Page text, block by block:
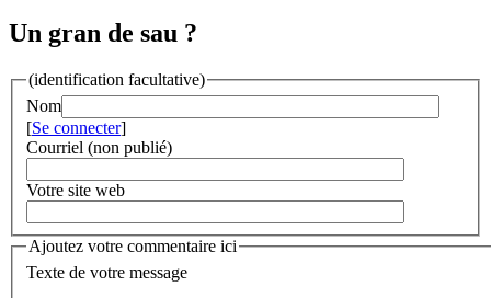
Un gran de sau ?
(identification facultative)
Nom
[Se connecter]
Courriel (non publié)
Votre site web
Ajoutez votre commentaire ici
Texte de votre message